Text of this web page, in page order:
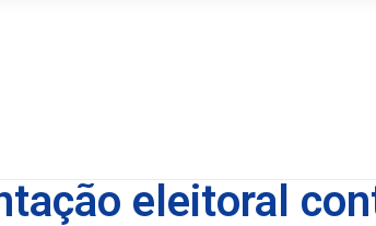
eleitoral